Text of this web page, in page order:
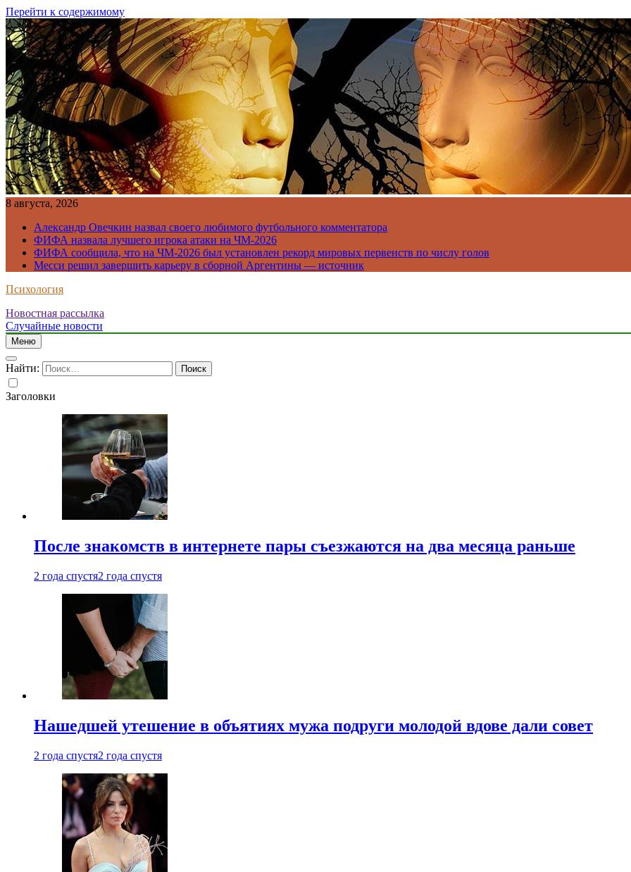
Перейти к содержимому
8 августа, 2026
Александр Овечкин назвал своего любимого футбольного комментатора
ФИФА назвала лучшего игрока атаки на ЧМ-2026
ФИФА сообщила, что на ЧМ-2026 был установлен рекорд мировых первенств по числу голов
Месси решил завершить карьеру в сборной Аргентины — источник
Психология
Новостная рассылка
Случайные новости
Меню
Найти:
Заголовки
После знакомств в интернете пары съезжаются на два месяца раньше
2 года спустя2 года спустя
Нашедшей утешение в объятиях мужа подруги молодой вдове дали совет
2 года спустя2 года спустя